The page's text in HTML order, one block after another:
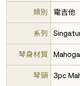
類別 電吉他
系列
琴身材質
琴頸 3pc